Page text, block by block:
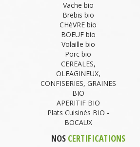
Vache bio
Brebis bio
CHèVRE bio
BOEUF bio
Volaille bio
Porc bio
CEREALES,
OLEAGINEUX,
CONFISERIES, GRAINES
BIO
APERITIF BIO
Plats Cuisinés BIO -
BOCAUX
NOS CERTIFICATIONS